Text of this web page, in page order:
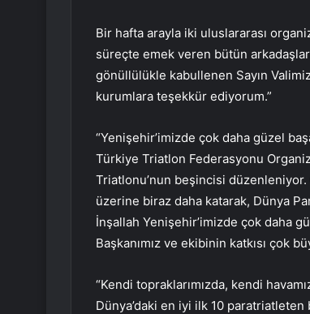
Bir hafta arayla iki uluslararası
süreçte emek veren bütün
gönüllülükle kabullenen Sayın
kurumlara teşekkür ediyorum.”
“Yenişehir’imizde çok daha güzel
Türkiye Triatlon Federasyonu
Triatlonu’nun beşincisi
üzerine biraz daha katarak, Dünya
İnşallah Yenişehir’imizde çok daha
Başkanımız ve ekibinin katkısı çok
“Kendi topraklarımızda, kendi
Dünya’daki en iyi ilk 10